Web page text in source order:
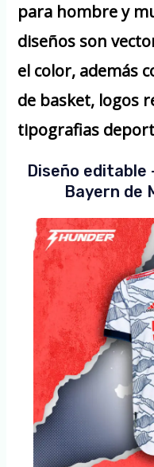
para hombre y
diseños son
el color, además
de basket, logos
tipografias
Diseño editable
Bayern de